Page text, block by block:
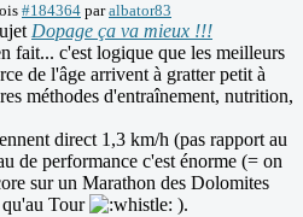
#184364 paralbator83
Dopage ça va mieux !!!
fait... c'est logique que les meilleurs
de l'âge arrivent à gratter petit à
méthodes d'entraînement, nutrition,
direct 1,3 km/h (pas rapport au
de performance c'est énorme (= on
sur un Marathon des Dolomites
qu'au Tour
).